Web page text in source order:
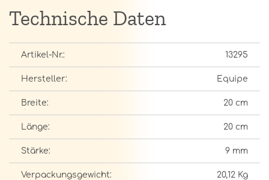
Technische Daten
Artikel-Nr.: 13295
Hersteller: Equipe
Breite: 20 cm
Länge: 20 cm
Stärke: 9 mm
Verpackungsgewicht: 20,12 Kg